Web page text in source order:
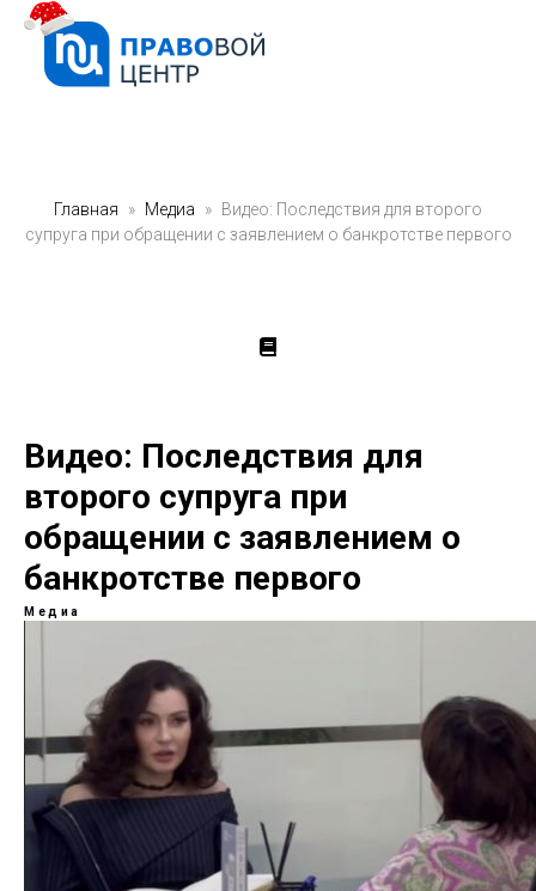
Главная Медиа
Видео: Последствия для второго
супруга при обращении с заявлением о банкротстве первого
Видео: Последствия для
второго супруга при
обращении с заявлением о
банкротстве первого
Медиа